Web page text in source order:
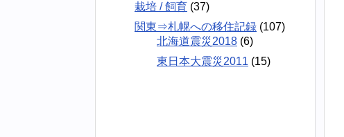
栽培 / 飼育 (37)
関東⇒札幌への移住記録 (107)
北海道震災2018 (6)
東日本大震災2011 (15)